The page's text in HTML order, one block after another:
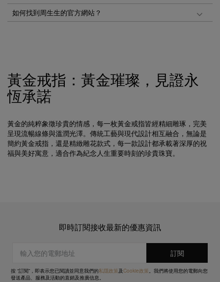
如何找到周生生的官方網站？
黃金戒指：黃金璀璨，見證永
恆承諾
黃金的純粹象徵珍貴的情感，每一枚黃金戒指皆經精細雕琢，完美
呈現流暢線條與溫潤光澤。傳統工藝與現代設計相互融合，無論是
簡約黃金戒指，還是精緻雕花款式，每一款設計都承載著深厚的祝
福與美好寓意，適合作為紀念人生重要時刻的珍貴珠寶。
即時訂閱接收最新的優惠資訊
按 “訂閱”，即表示您已閱讀並同意我們的私隱政策及Cookie政策。我們將使用您的電郵向您
發送產品、服務及活動的直銷及推廣信息。